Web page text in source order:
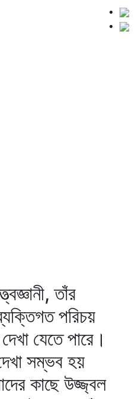
তাঁর
পরিচয়
যেতে পারে।
সম্ভব হয়
কাছে উজ্জ্বল